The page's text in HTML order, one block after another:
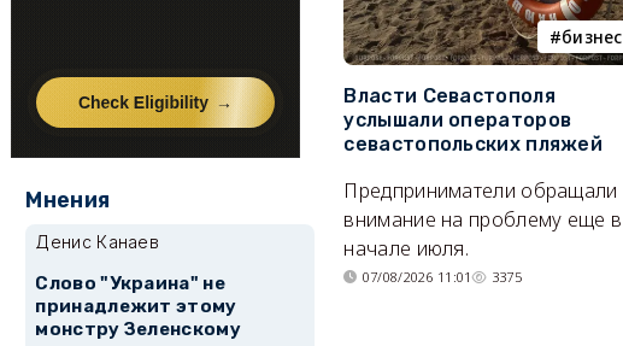
бизнес
Власти Севастополя
услышали операторов
севастопольских пляжей
Предприниматели обращали
внимание на проблему еще в
начале июля.
07/08/2026 11:01 3375
Мнения
Денис Канаев
Слово "Украина" не
принадлежит этому
монстру Зеленскому